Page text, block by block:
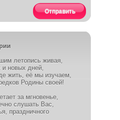
Отправить
летопись живая,
и новых дней,
жить, её мы изучаем,
Родины своей!
за мгновенье,
слушать Вас,
праздничного